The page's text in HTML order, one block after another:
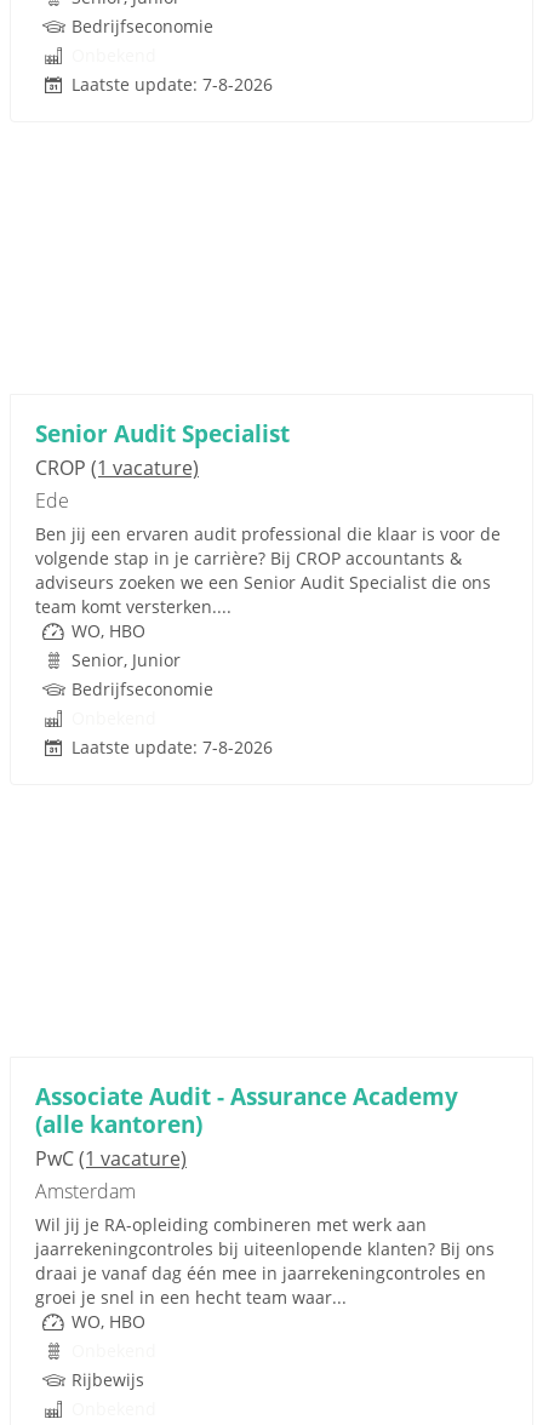
Bedrijfseconomie
Laatste update: 7-8-2026
Senior Audit Specialist
CROP (1 vacature)
Ede
Ben jij een ervaren audit professional die klaar is voor de
volgende stap in je carrière? Bij CROP accountants &
adviseurs zoeken we een Senior Audit Specialist die ons
team komt versterken....
WO, HBO
Senior, Junior
Bedrijfseconomie
Laatste update: 7-8-2026
Associate Audit - Assurance Academy
(alle kantoren)
PwC(1 vacature)
Amsterdam
Wil jij je RA-opleiding combineren met werk aan
jaarrekeningcontroles bij uiteenlopende klanten? Bij ons
draai je vanaf dag één mee in jaarrekeningcontroles en
groei je snel in een hecht team waar...
WO, HBO
Rijbewijs